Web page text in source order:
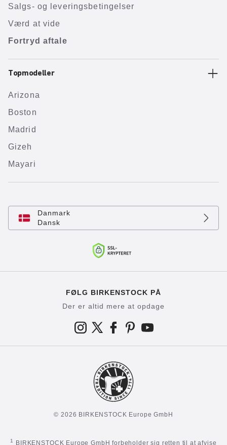
Salgs- og leveringsbetingelser
Værd at vide
Fortryd aftale
Topmodeller
Arizona
Boston
Madrid
Gizeh
Mayari
Danmark
Dansk
FØLG BIRKENSTOCK PÅ
Der er altid mere at opdage
© 2026 BIRKENSTOCK Europe GmbH
1 BIRKENSTOCK Europe GmbH forbeholder sig retten til at afvise